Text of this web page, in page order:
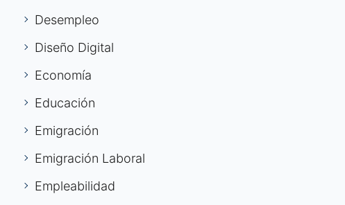
Desempleo
Diseño Digital
Economía
Educación
Emigración
Emigración Laboral
Empleabilidad